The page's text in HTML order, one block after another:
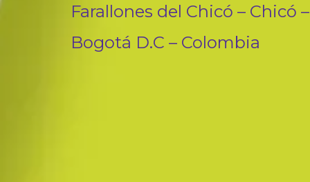
Farallones del Chicó – Chicó –
Bogotá D.C – Colombia